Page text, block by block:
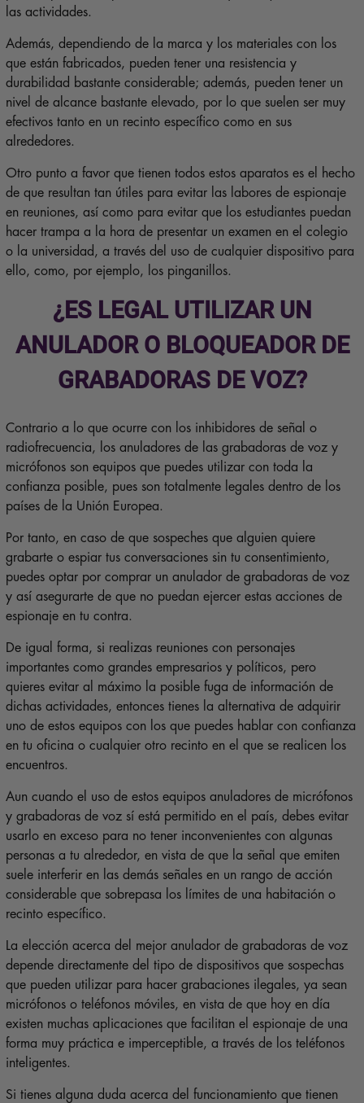
las actividades.
Además, dependiendo de la marca y los materiales con los
que están fabricados, pueden tener una resistencia y
durabilidad bastante considerable; además, pueden tener un
nivel de alcance bastante elevado, por lo que suelen ser muy
efectivos tanto en un recinto específico como en sus
alrededores.
Otro punto a favor que tienen todos estos aparatos es el hecho
de que resultan tan útiles para evitar las labores de espionaje
en reuniones, así como para evitar que los estudiantes puedan
hacer trampa a la hora de presentar un examen en el colegio
o la universidad, a través del uso de cualquier dispositivo para
ello, como, por ejemplo, los pinganillos.
¿ES LEGAL UTILIZAR UN
ANULADOR O BLOQUEADOR DE
GRABADORAS DE VOZ?
Contrario a lo que ocurre con los inhibidores de señal o
radiofrecuencia, los anuladores de las grabadoras de voz y
micrófonos son equipos que puedes utilizar con toda la
confianza posible, pues son totalmente legales dentro de los
países de la Unión Europea.
Por tanto, en caso de que sospeches que alguien quiere
grabarte o espiar tus conversaciones sin tu consentimiento,
puedes optar por comprar un anulador de grabadoras de voz
y así asegurarte de que no puedan ejercer estas acciones de
espionaje en tu contra.
De igual forma, si realizas reuniones con personajes
importantes como grandes empresarios y políticos, pero
quieres evitar al máximo la posible fuga de información de
dichas actividades, entonces tienes la alternativa de adquirir
uno de estos equipos con los que puedes hablar con confianza
en tu oficina o cualquier otro recinto en el que se realicen los
encuentros.
Aun cuando el uso de estos equipos anuladores de micrófonos
y grabadoras de voz sí está permitido en el país, debes evitar
usarlo en exceso para no tener inconvenientes con algunas
personas a tu alrededor, en vista de que la señal que emiten
suele interferir en las demás señales en un rango de acción
considerable que sobrepasa los límites de una habitación o
recinto específico.
La elección acerca del mejor anulador de grabadoras de voz
depende directamente del tipo de dispositivos que sospechas
que pueden utilizar para hacer grabaciones ilegales, ya sean
micrófonos o teléfonos móviles, en vista de que hoy en día
existen muchas aplicaciones que facilitan el espionaje de una
forma muy práctica e imperceptible, a través de los teléfonos
inteligentes.
Si tienes alguna duda acerca del funcionamiento que tienen